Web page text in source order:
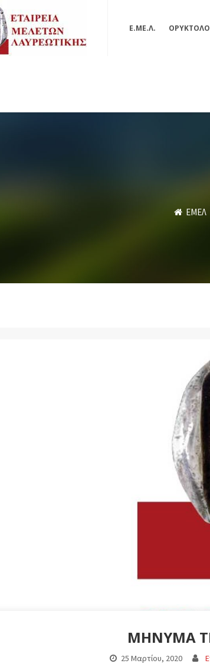
Ε.ΜΕ.Λ.
ΕΜΕΛ
ΜΉΝΥΜΑ
25 Μαρτίου, 2020